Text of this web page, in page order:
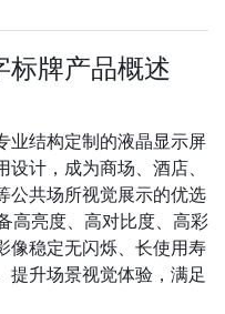
标牌产品概述
业结构定制的液晶显示屏
计，成为商场、酒店、
公共场所视觉展示的优选
高亮度、高对比度、高彩
像稳定无闪烁、长使用寿
提升场景视觉体验，满足